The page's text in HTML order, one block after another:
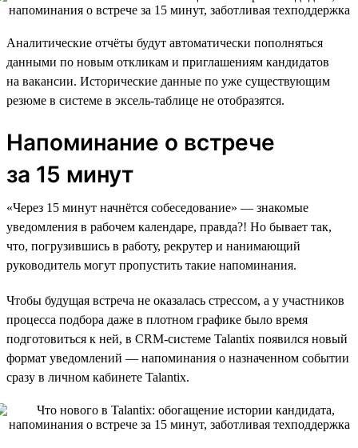
Аналитические отчёты будут автоматически пополняться
данными по новым откликам и приглашениям кандидатов
на вакансии. Исторические данные по уже существующим
резюме в системе в эксель-таблице не отобразятся.
Напоминание о встрече
за 15 минут
«Через 15 минут начнётся собеседование» — знакомые
уведомления в рабочем календаре, правда?! Но бывает так,
что, погрузившись в работу, рекрутер и нанимающий
руководитель могут пропустить такие напоминания.
Чтобы будущая встреча не оказалась стрессом, а у участников
процесса подбора даже в плотном графике было время
подготовиться к ней, в CRM-системе Talantix появился новый
формат уведомлений — напоминания о назначенном событии
сразу в личном кабинете Talantix.